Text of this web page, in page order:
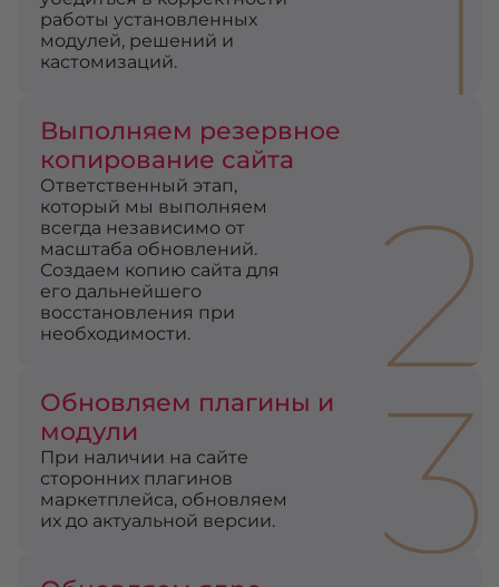
работы установленных
модулей, решений и
кастомизаций.
Выполняем резервное
копирование сайта
Ответственный этап,
который мы выполняем
всегда независимо от
масштаба обновлений.
Создаем копию сайта для
его дальнейшего
восстановления при
необходимости.
2
Обновляем плагины и
модули
При наличии на сайте
сторонних плагинов
маркетплейса, обновляем
их до актуальной версии.
3